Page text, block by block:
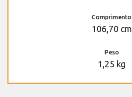
Comprimento
106,70 cm
Peso
1,25 kg